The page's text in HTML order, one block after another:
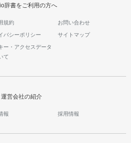
辞書をご利用の方へ
規約 お問い合わせ
バシーポリシー サイトマップ
ー・アクセスデータ
て
運営会社の紹介
報 採用情報